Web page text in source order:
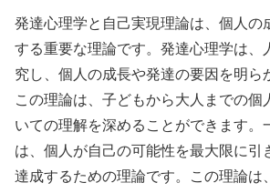
発達心理学と自己実現理論は、個人の
する重要な理論です。発達心理学は、
究し、個人の成長や発達の要因を明ら
この理論は、子どもから大人までの個
いての理解を深めることができます。
は、個人が自己の可能性を最大限に引
達成するための理論です。この理論は